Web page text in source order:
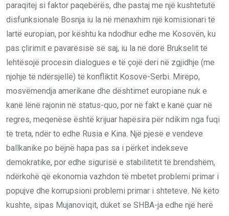
paraqitej si faktor paqebërës, dhe pastaj me një kushtetutë
disfunksionale Bosnja iu la në menaxhim një komisionari të
lartë europian, por kështu ka ndodhur edhe me Kosovën, ku
pas çlirimit e pavarësisë së saj, iu la në dorë Brukselit të
lehtësojë procesin dialogues e të çojë deri në zgjidhje (me
njohje të ndërsjellë) të konfliktit Kosovë-Serbi. Mirëpo,
mosvëmendja amerikane dhe dështimet europiane nuk e
kanë lënë rajonin në status-quo, por në fakt e kanë çuar në
regres, meqenëse është krijuar hapësira për ndikim nga fuqi
të treta, ndër to edhe Rusia e Kina. Një pjesë e vendeve
ballkanike po bëjnë hapa pas sa i përket indekseve
demokratike, por edhe sigurisë e stabilitetit të brendshëm,
ndërkohë që ekonomia vazhdon të mbetet problemi primar i
popujve dhe korrupsioni problemi primar i shteteve. Në këto
kushte, sipas Mujanoviqit, duket se SHBA-ja edhe një herë